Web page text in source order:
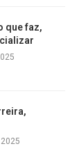
que faz,